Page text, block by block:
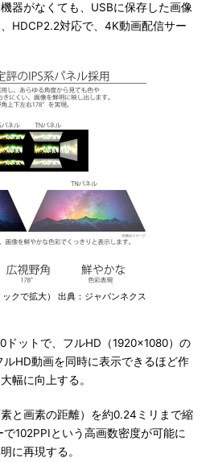
器がなくても、USBに保存した画像
HDCP2.2対応で、4K動画配信サー
クで拡大） 出典：ジャパンネクス
ットで、フルHD（1920×1080）の
HD動画を同時に表示できるほど作
幅に向上する。
と画素の距離）を約0.24ミリまで縮
102PPIという高画数密度が可能に
に再現する。